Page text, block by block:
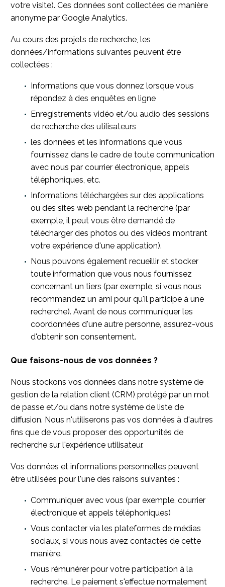
votre visite). Ces données sont collectées de manière
anonyme par Google Analytics.
Au cours des projets de recherche, les
données/informations suivantes peuvent être
collectées :
Informations que vous donnez lorsque vous
répondez à des enquêtes en ligne
Enregistrements vidéo et/ou audio des sessions
de recherche des utilisateurs
les données et les informations que vous
fournissez dans le cadre de toute communication
avec nous par courrier électronique, appels
téléphoniques, etc.
Informations téléchargées sur des applications
ou des sites web pendant la recherche (par
exemple, il peut vous être demandé de
télécharger des photos ou des vidéos montrant
votre expérience d'une application).
Nous pouvons également recueillir et stocker
toute information que vous nous fournissez
concernant un tiers (par exemple, si vous nous
recommandez un ami pour qu'il participe à une
recherche). Avant de nous communiquer les
coordonnées d'une autre personne, assurez-vous
d'obtenir son consentement.
Que faisons-nous de vos données ?
Nous stockons vos données dans notre système de
gestion de la relation client (CRM) protégé par un mot
de passe et/ou dans notre système de liste de
diffusion. Nous n'utiliserons pas vos données à d'autres
fins que de vous proposer des opportunités de
recherche sur l'expérience utilisateur.
Vos données et informations personnelles peuvent
être utilisées pour l'une des raisons suivantes :
Communiquer avec vous (par exemple, courrier
électronique et appels téléphoniques)
Vous contacter via les plateformes de médias
sociaux, si vous nous avez contactés de cette
manière.
Vous rémunérer pour votre participation à la
recherche. Le paiement s'effectue normalement